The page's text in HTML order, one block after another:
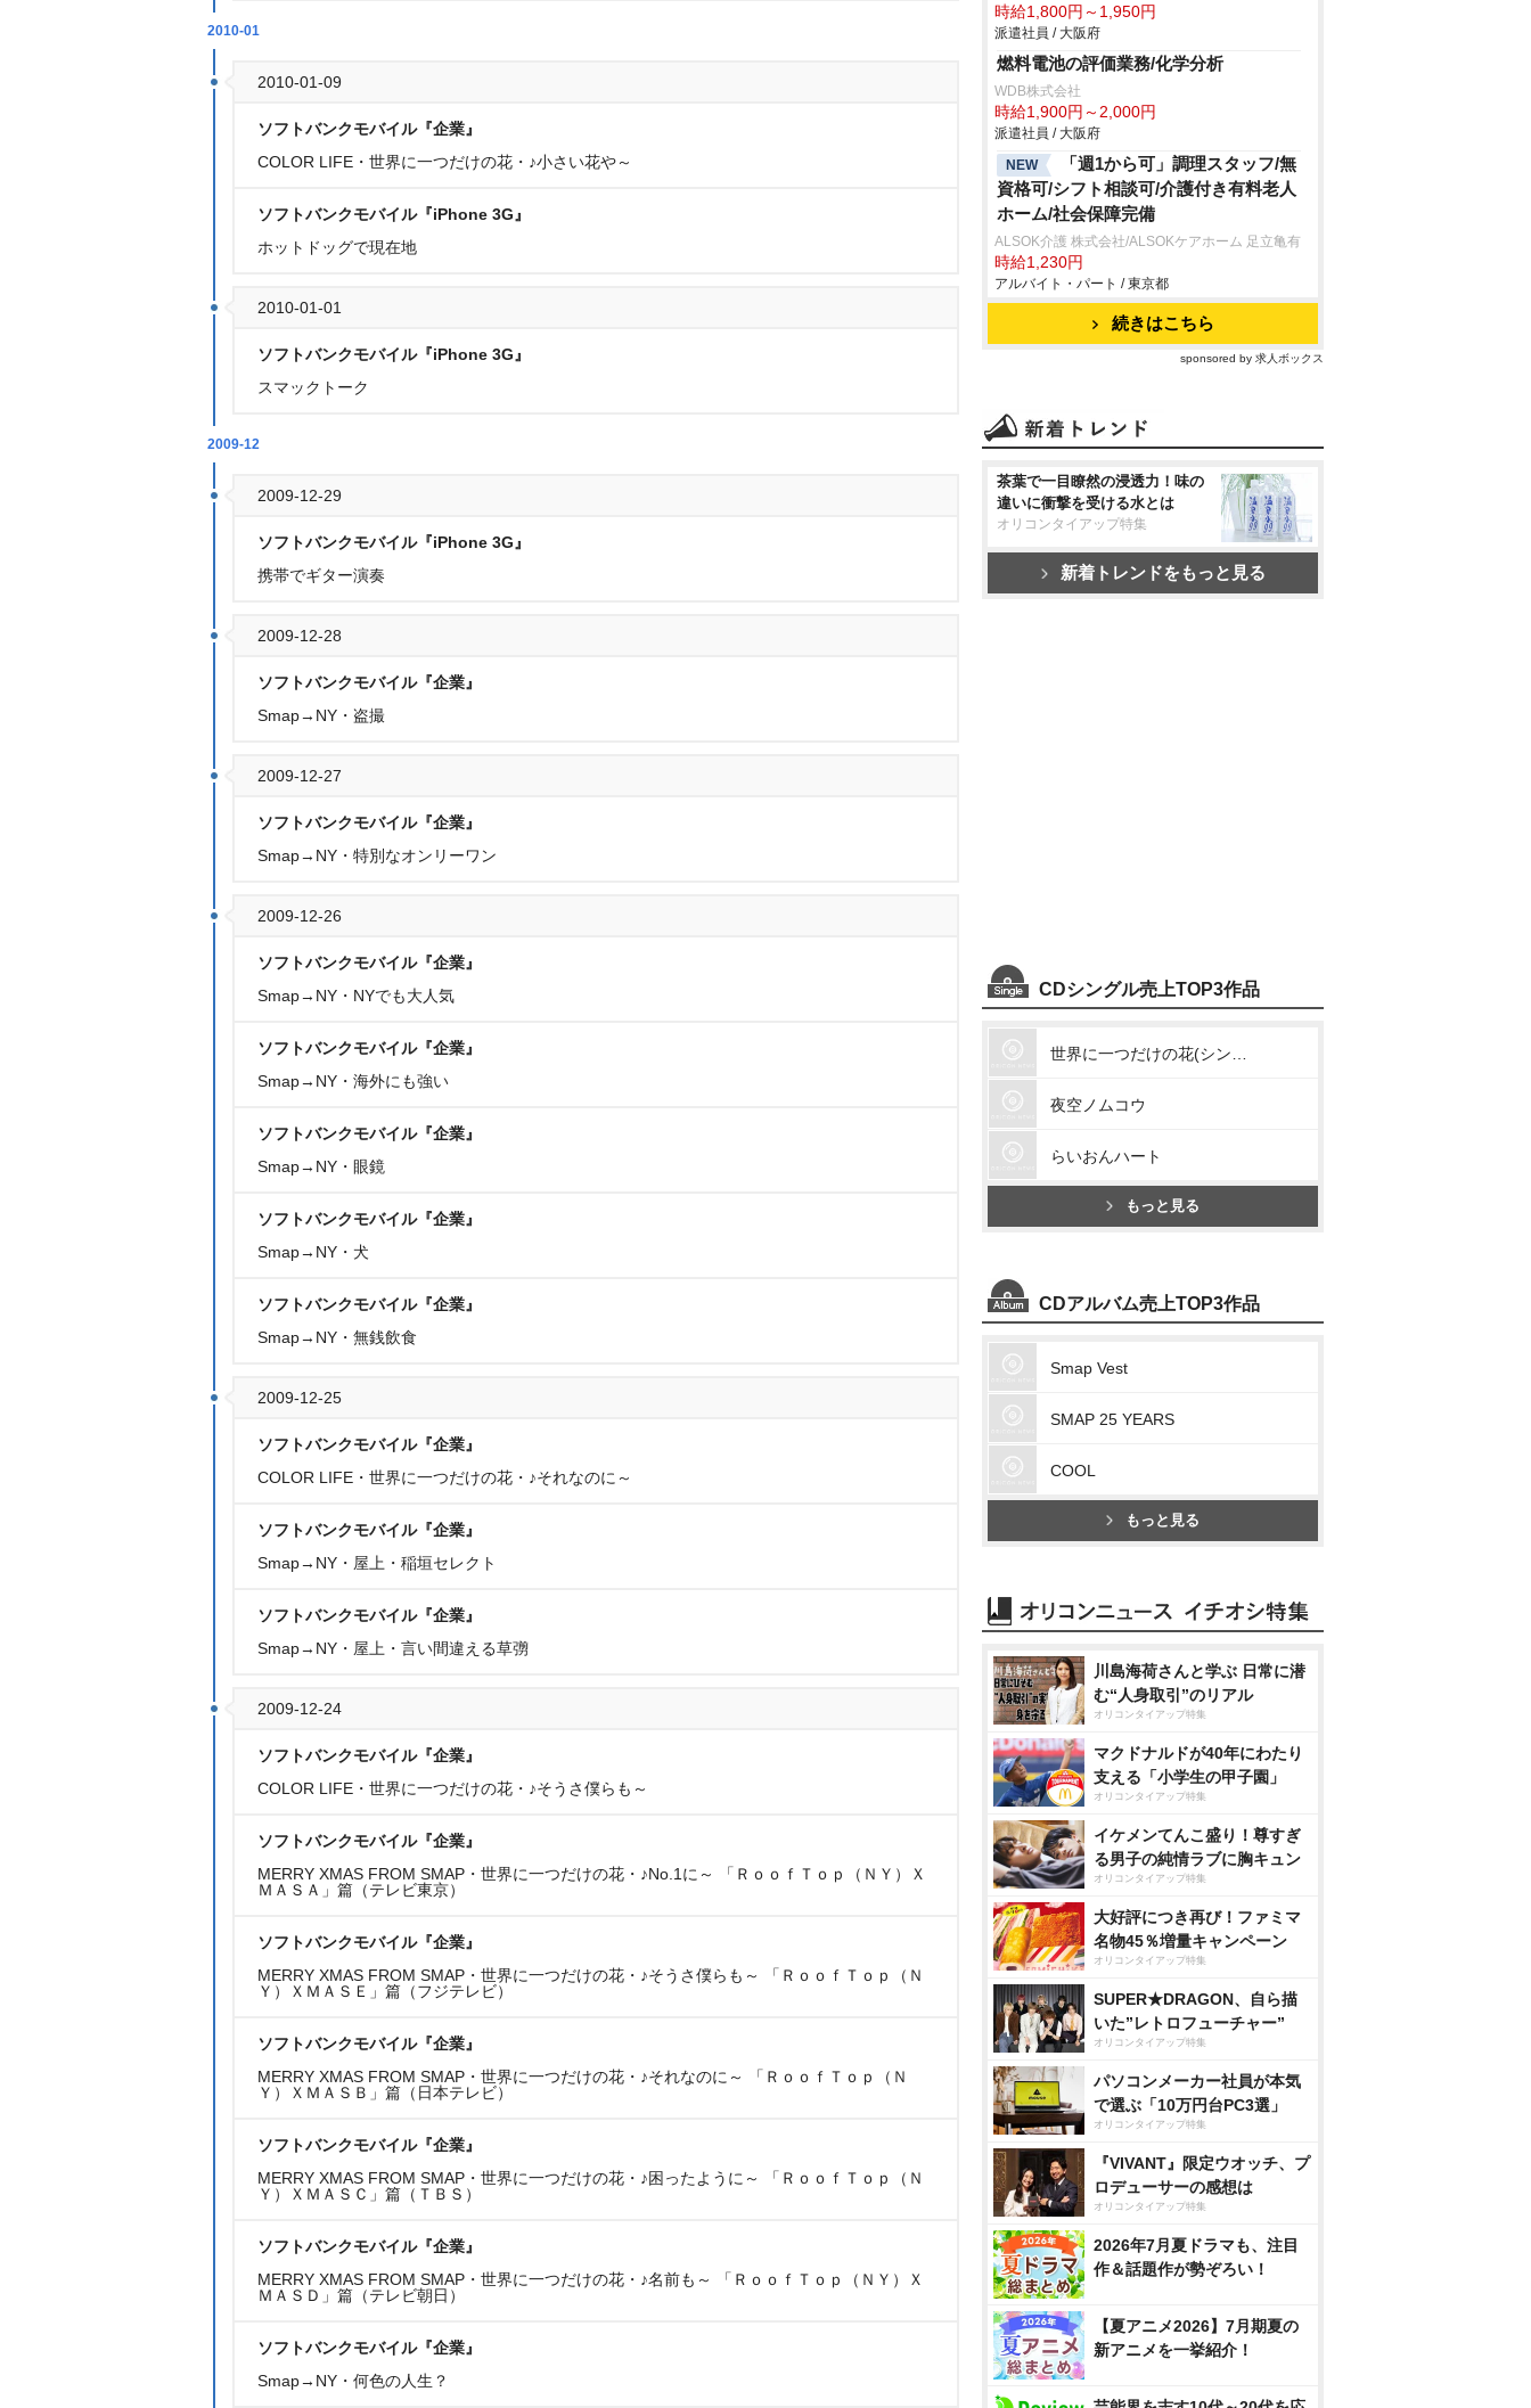
2010-01
2010-01-09
ソフトバンクモバイル『企業』
COLOR LIFE・世界に一つだけの花・♪小さい花や～
ソフトバンクモバイル『iPhone 3G』
ホットドッグで現在地
2010-01-01
ソフトバンクモバイル『iPhone 3G』
スマックトーク
2009-12
2009-12-29
ソフトバンクモバイル『iPhone 3G』
携帯でギター演奏
2009-12-28
ソフトバンクモバイル『企業』
Smap→NY・盗撮
2009-12-27
ソフトバンクモバイル『企業』
Smap→NY・特別なオンリーワン
2009-12-26
ソフトバンクモバイル『企業』
Smap→NY・NYでも大人気
ソフトバンクモバイル『企業』
Smap→NY・海外にも強い
ソフトバンクモバイル『企業』
Smap→NY・眼鏡
ソフトバンクモバイル『企業』
Smap→NY・犬
ソフトバンクモバイル『企業』
Smap→NY・無銭飲食
2009-12-25
ソフトバンクモバイル『企業』
COLOR LIFE・世界に一つだけの花・♪それなのに～
ソフトバンクモバイル『企業』
Smap→NY・屋上・稲垣セレクト
ソフトバンクモバイル『企業』
Smap→NY・屋上・言い間違える草彅
2009-12-24
ソフトバンクモバイル『企業』
COLOR LIFE・世界に一つだけの花・♪そうさ僕らも～
ソフトバンクモバイル『企業』
MERRY XMAS FROM SMAP・世界に一つだけの花・♪No.1に～ 「ＲｏｏｆＴｏｐ（ＮＹ）Ｘ
ＭＡＳＡ」篇（テレビ東京）
ソフトバンクモバイル『企業』
MERRY XMAS FROM SMAP・世界に一つだけの花・♪そうさ僕らも～ 「ＲｏｏｆＴｏｐ（Ｎ
Ｙ）ＸＭＡＳＥ」篇（フジテレビ）
ソフトバンクモバイル『企業』
MERRY XMAS FROM SMAP・世界に一つだけの花・♪それなのに～ 「ＲｏｏｆＴｏｐ（Ｎ
Ｙ）ＸＭＡＳＢ」篇（日本テレビ）
ソフトバンクモバイル『企業』
MERRY XMAS FROM SMAP・世界に一つだけの花・♪困ったように～ 「ＲｏｏｆＴｏｐ（Ｎ
Ｙ）ＸＭＡＳＣ」篇（ＴＢＳ）
ソフトバンクモバイル『企業』
MERRY XMAS FROM SMAP・世界に一つだけの花・♪名前も～ 「ＲｏｏｆＴｏｐ（ＮＹ）Ｘ
ＭＡＳＤ」篇（テレビ朝日）
ソフトバンクモバイル『企業』
Smap→NY・何色の人生？
時給1,800円～1,950円
派遣社員 / 大阪府
燃料電池の評価業務/化学分析
WDB株式会社
時給1,900円～2,000円
派遣社員 / 大阪府
NEW
「週1から可」調理スタッフ/無
資格可/シフト相談可/介護付き有料老人
ホーム/社会保障完備
ALSOK介護 株式会社/ALSOKケアホーム 足立亀有
時給1,230円
アルバイト・パート / 東京都
続きはこちら
sponsored by 求人ボックス
茶葉で一目瞭然の浸透力！味の
違いに衝撃を受ける水とは
オリコンタイアップ特集
新着トレンドをもっと見る
CDシングル売上TOP3作品
夜空ノムコウ
らいおんハート
もっと見る
CDアルバム売上TOP3作品
Smap Vest
SMAP 25 YEARS
COOL
もっと見る
川島海荷さんと学ぶ 日常に潜
む“人身取引”のリアル
オリコンタイアップ特集
マクドナルドが40年にわたり
支える「小学生の甲子園」
オリコンタイアップ特集
イケメンてんこ盛り！尊すぎ
る男子の純情ラブに胸キュン
オリコンタイアップ特集
大好評につき再び！ファミマ
名物45％増量キャンペーン
オリコンタイアップ特集
SUPER★DRAGON、自ら描
いた”レトロフューチャー”
オリコンタイアップ特集
パソコンメーカー社員が本気
で選ぶ「10万円台PC3選」
オリコンタイアップ特集
『VIVANT』限定ウオッチ、プ
ロデューサーの感想は
オリコンタイアップ特集
2026年7月夏ドラマも、注目
作＆話題作が勢ぞろい！
【夏アニメ2026】7月期夏の
新アニメを一挙紹介！